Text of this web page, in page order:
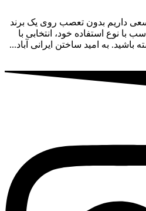
داریم بدون تعصب روی یک برند
با نوع استفاده خود، انتخابی با
به امید ساختن ایرانی آباد...